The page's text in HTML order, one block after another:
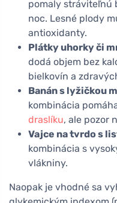
pomaly stráviteľnú
noc. Lesné plody
antioxidanty.
Plátky uhorky či
dodá objem bez
bielkovín a
Banán s lyžičkou
kombinácia
draslíku, ale pozor
Vajce na tvrdo s
kombinácia s
vlákniny.
Naopak je vhodné sa